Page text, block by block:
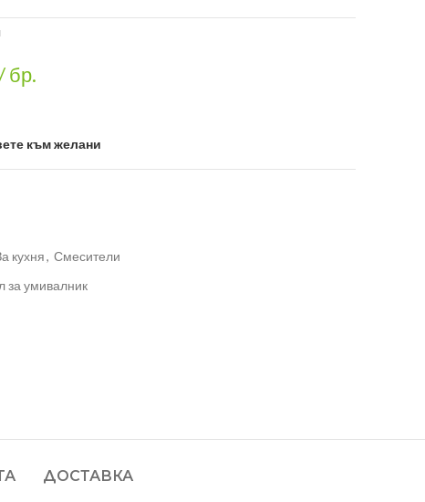
бр.
към желани
кухня, Смесители
за умивалник
ДОСТАВКА